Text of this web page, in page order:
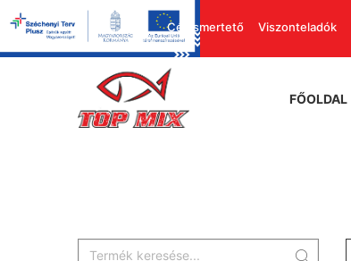
Cégismertető Viszonteladók
FŐOLDAL